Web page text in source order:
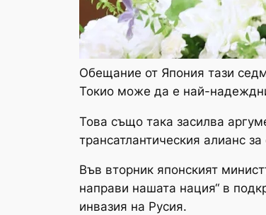
Обещание от Япония тази
Токио може да е най-
Това също така засилва
трансатлантическия алианс
Във вторник японският
направи нашата нация“ в
инвазия на Русия.